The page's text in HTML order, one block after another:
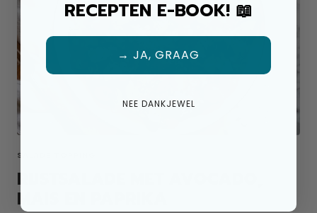
SALADE TOPPING
RIJSTSALADE MET AVOCADO,
MAIS EN PAPRIKA
RECEPTEN E-BOOK! 📖
→ JA, GRAAG
NEE DANKJEWEL